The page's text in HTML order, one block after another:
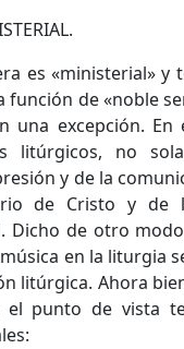
es «ministerial» y
función de «noble
una excepción. En
litúrgicos, no
y de la
de Cristo y de
Dicho de otro
en la liturgia
litúrgica. Ahora
el punto de vista